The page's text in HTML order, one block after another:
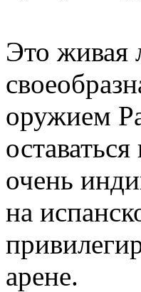
Это живая
оружием
очень
на
арене.